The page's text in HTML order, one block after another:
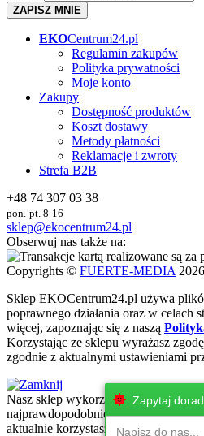
ZAPISZ MNIE
EKOCentrum24.pl
Regulamin zakupów
Polityka prywatności
Moje konto
Zakupy
Dostępność produktów
Koszt dostawy
Metody płatności
Reklamacje i zwroty
Strefa B2B
+48 74 307 03 38
pon.-pt. 8-16
sklep@ekocentrum24.pl
Obserwuj nas także na:
Copyrights © FUERTE-MEDIA 2026
Sklep EKOCentrum24.pl używa
poprawnego działania oraz w celach
więcej, zapoznając się z naszą
Korzystając ze sklepu wyrażasz
zgodnie z aktualnymi ustawieniami
Nasz sklep wykorzystuje najnowsze
najprawdopodobniej nie są
aktualnie korzystasz. Zachęcamy do
Zapytaj
Napisz do nas...